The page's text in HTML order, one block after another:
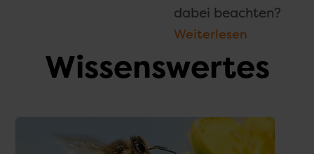
dabei beachten?
Weiterlesen
Wissenswertes